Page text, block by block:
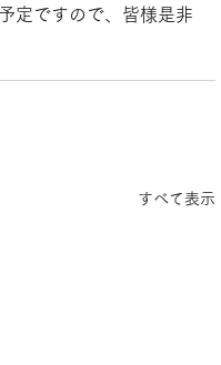
定ですので、皆様是非
すべて表示